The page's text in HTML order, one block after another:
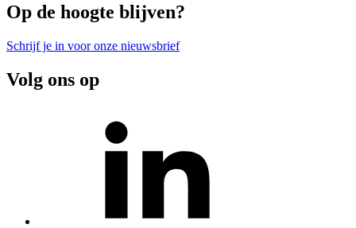
Op de hoogte blijven?
Schrijf je in voor onze nieuwsbrief
Volg ons op